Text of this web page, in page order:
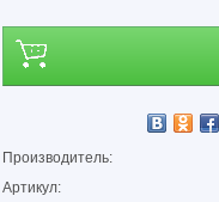
Производитель:
Артикул: